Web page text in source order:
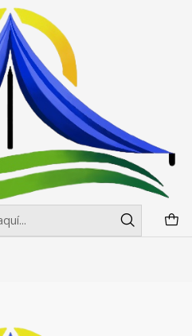
en Santiago
Toldos
2x3 Estandar
Filtros
Estandar